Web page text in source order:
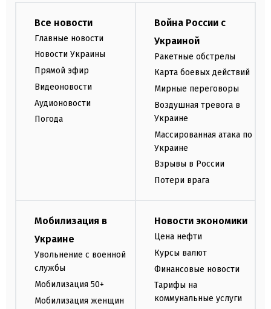
Все новости
Главные новости
Новости Украины
Прямой эфир
Видеоновости
Аудионовости
Погода
Война России с
Украиной
Ракетные обстрелы
Карта боевых действий
Мирные переговоры
Воздушная тревога в
Украине
Массированная атака по
Украине
Взрывы в России
Потери врага
Мобилизация в
Украине
Увольнение с военной
службы
Мобилизация 50+
Мобилизация женщин
Новости экономики
Цена нефти
Курсы валют
Финансовые новости
Тарифы на
коммунальные услуги